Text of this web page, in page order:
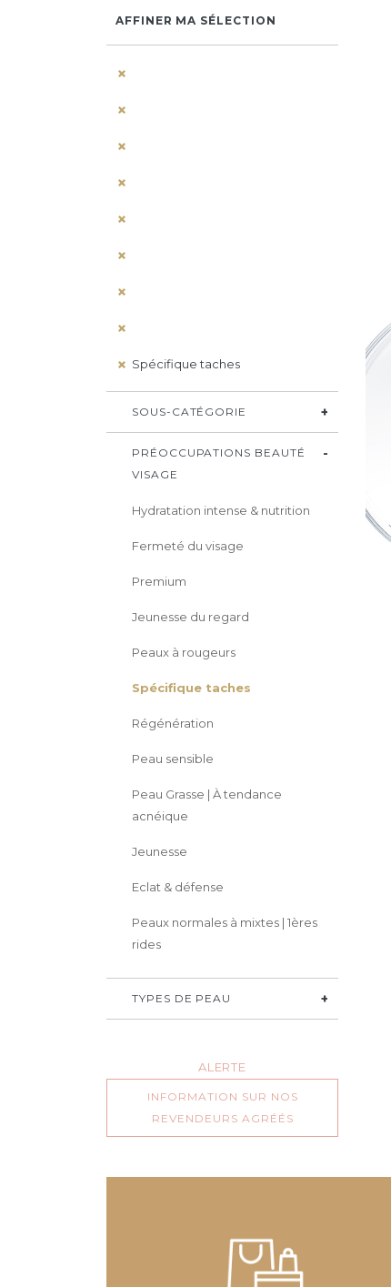
AFFINER MA SÉLECTION
Spécifique taches
SOUS-CATÉGORIE
PRÉOCCUPATIONS BEAUTÉ
VISAGE
Hydratation intense & nutrition
Fermeté du visage
Premium
Jeunesse du regard
Peaux à rougeurs
Spécifique taches
Régénération
Peau sensible
Peau Grasse | À tendance
acnéique
Jeunesse
Eclat & défense
Peaux normales à mixtes | 1ères
rides
TYPES DE PEAU
ALERTE
INFORMATION SUR NOS
REVENDEURS AGRÉÉS